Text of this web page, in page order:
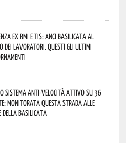
ex RMI e TIS: ANCI Basilicata al
dei lavoratori. Questi gli ultimi
sistema anti-velocità attivo su 36
monitorata questa strada alle
della Basilicata